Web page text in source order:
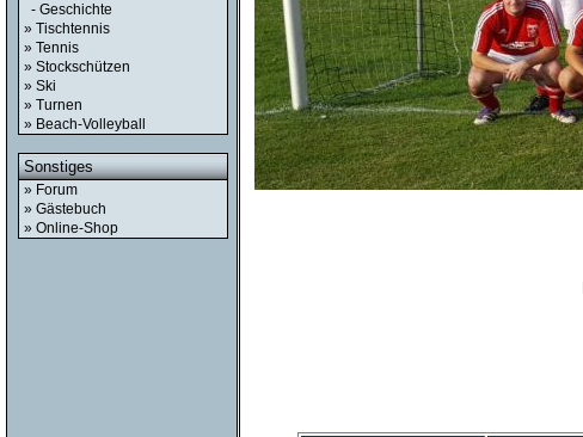
- Geschichte
» Tischtennis
» Tennis
» Stockschützen
» Ski
» Turnen
» Beach-Volleyball
Sonstiges
» Forum
» Gästebuch
» Online-Shop